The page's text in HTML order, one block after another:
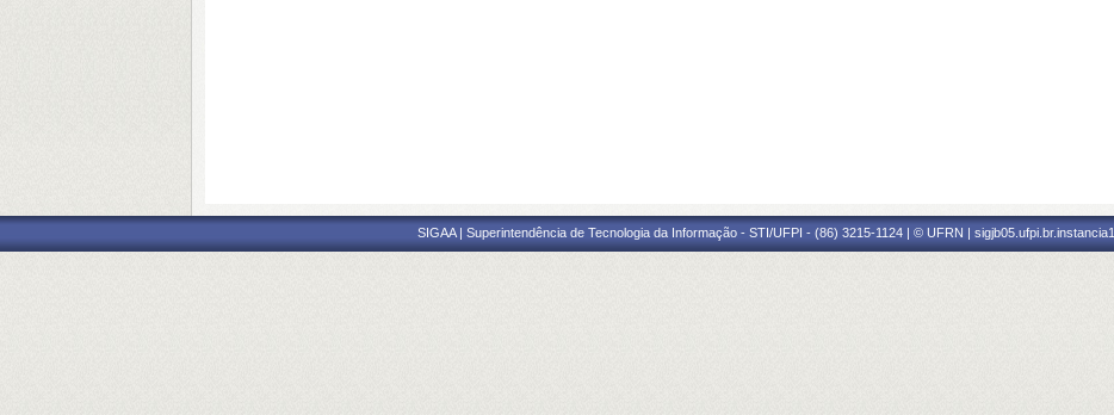
SIGAA | Superintendência de Tecnologia da Informação - STI/UFPI - (86) 3215-1124 | © UFRN | sigjb05.ufpi.br.instancia1